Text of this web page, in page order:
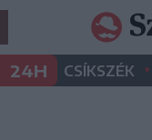
24H CSÍKSZÉK •